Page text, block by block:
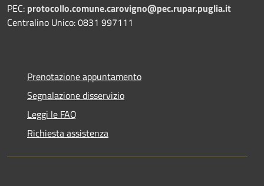
PEC: protocollo.comune.carovigno@pec.rupar.puglia.it
Centralino Unico: 0831 997111
Prenotazione appuntamento
Segnalazione disservizio
Leggi le FAQ
Richiesta assistenza